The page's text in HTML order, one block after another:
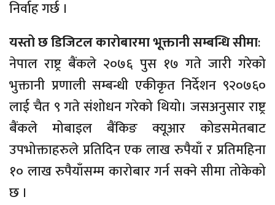
निर्वाह गर्छ ।
यस्तो छ डिजिटल कारोबारमा भूक्तानी सम्बन्धि सीमा:
नेपाल राष्ट्र बैंकले २०७६ पुस १७ गते जारी गरेको
भुक्तानी प्रणाली सम्बन्धी एकीकृत निर्देशन ९२०७६०
लाई चैत ९ गते संशोधन गरेको थियो। जसअनुसार राष्ट्र
बैंकले मोबाइल बैंकिङ क्यूआर कोडसमेतबाट
उपभोक्ताहरुले प्रतिदिन एक लाख रुपैयाँ र प्रतिमहिना
१० लाख रुपैयाँसम्म कारोबार गर्न सक्ने सीमा तोकेको
छ ।